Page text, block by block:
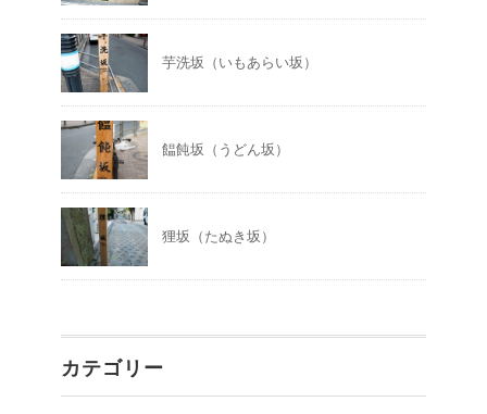
芋洗坂（いもあらい坂）
饂飩坂（うどん坂）
狸坂（たぬき坂）
カテゴリー